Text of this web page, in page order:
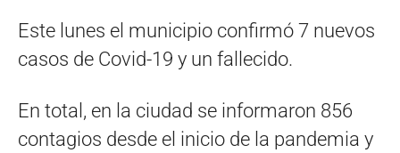
Este lunes el municipio confirmó 7 nuevos
casos de Covid-19 y un fallecido.
En total, en la ciudad se informaron 856
contagios desde el inicio de la pandemia y